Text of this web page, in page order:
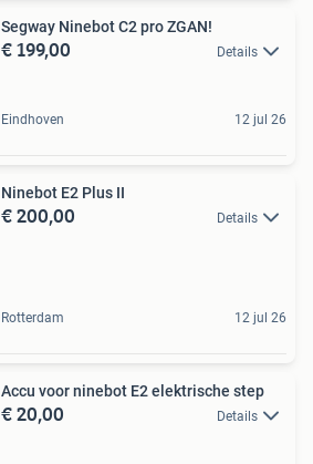
Segway Ninebot C2 pro ZGAN!
€ 199,00 Details
Eindhoven 12 jul 26
Ninebot E2 Plus II
€ 200,00 Details
Rotterdam 12 jul 26
Accu voor ninebot E2 elektrische step
€ 20,00 Details